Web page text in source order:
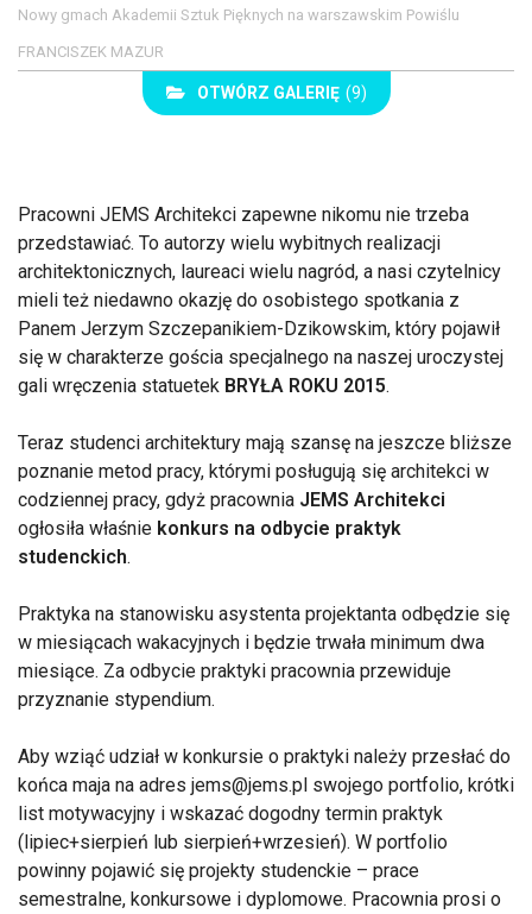
Nowy gmach Akademii Sztuk Pięknych na warszawskim Powiślu
FRANCISZEK MAZUR
OTWÓRZ GALERIĘ (9)
Pracowni JEMS Architekci zapewne nikomu nie trzeba
przedstawiać. To autorzy wielu wybitnych realizacji
architektonicznych, laureaci wielu nagród, a nasi czytelnicy
mieli też niedawno okazję do osobistego spotkania z
Panem Jerzym Szczepanikiem-Dzikowskim, który pojawił
się w charakterze gościa specjalnego na naszej uroczystej
gali wręczenia statuetek BRYŁA ROKU 2015.
Teraz studenci architektury mają szansę na jeszcze bliższe
poznanie metod pracy, którymi posługują się architekci w
codziennej pracy, gdyż pracownia JEMS Architekci
ogłosiła właśnie konkurs na odbycie praktyk
studenckich.
Praktyka na stanowisku asystenta projektanta odbędzie się
w miesiącach wakacyjnych i będzie trwała minimum dwa
miesiące. Za odbycie praktyki pracownia przewiduje
przyznanie stypendium.
Aby wziąć udział w konkursie o praktyki należy przesłać do
końca maja na adres jems@jems.pl swojego portfolio, krótki
list motywacyjny i wskazać dogodny termin praktyk
(lipiec+sierpień lub sierpień+wrzesień). W portfolio
powinny pojawić się projekty studenckie – prace
semestralne, konkursowe i dyplomowe. Pracownia prosi o